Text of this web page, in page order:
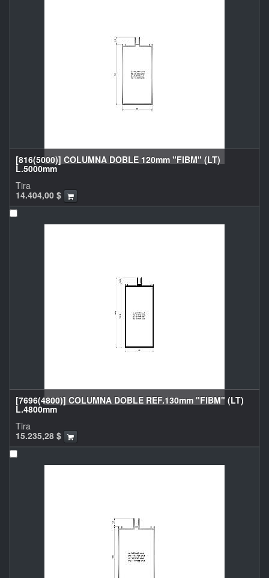
[816(5000)] COLUMNA DOBLE 120mm "FIBM" (LT)
L.5000mm
14.404,00 $
Tira
[7696(4800)] COLUMNA DOBLE REF.130mm "FIBM" (LT)
L.4800mm
15.235,28 $
Tira